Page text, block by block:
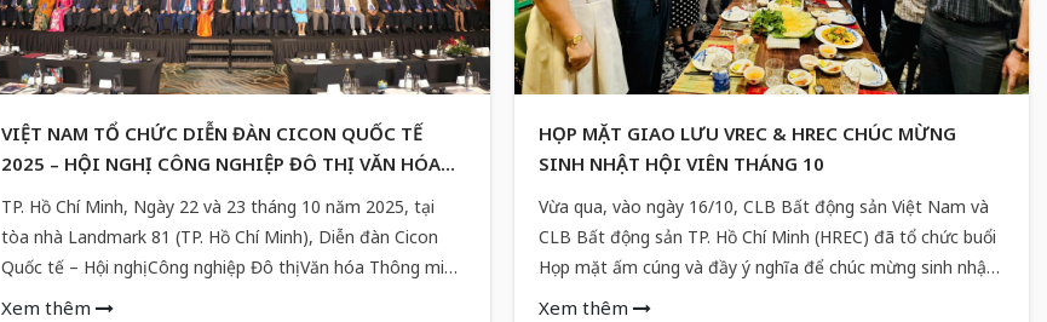
VIỆT NAM TỔ CHỨC DIỄN ĐÀN CICON QUỐC TẾ
2025 – HỘI NGHỊ CÔNG NGHIỆP ĐÔ THỊ VĂN HÓA
THÔNG MINH
TP. Hồ Chí Minh, Ngày 22 và 23 tháng 10 năm 2025, tại
tòa nhà Landmark 81 (TP. Hồ Chí Minh), Diễn đàn Cicon
Quốc tế – Hội nghị Công nghiệp Đô thị Văn hóa Thông minh
năm 2025 (Cicon International Forum 2025) sẽ chính thức
Xem thêm
HỌP MẶT GIAO LƯU VREC & HREC CHÚC MỪNG
SINH NHẬT HỘI VIÊN THÁNG 10
Vừa qua, vào ngày 16/10, CLB Bất động sản Việt Nam và
CLB Bất động sản TP. Hồ Chí Minh (HREC) đã tổ chức buổi
Họp mặt ấm cúng và đầy ý nghĩa để chúc mừng sinh nhật
các hội viên có ngày sinh trong tháng 10. Sự kiện không chỉ
Xem thêm